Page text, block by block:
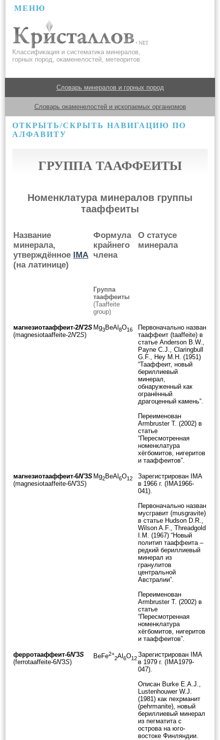
МЕНЮ
Классификация и систематика минералов,
горных пород, окаменелостей, метеоритов
Словарь минералов и горных пород
Словарь окаменелостей и ископаемых организмов
ОТКРЫТЬ/СКРЫТЬ НАВИГАЦИЮ ПО
АЛФАВИТУ
ГРУППА ТААФФЕИТЫ
Номенклатура минералов группы
тааффеиты
Название
минерала,
утверждённое IMA
(на латинице)
Формула
крайнего
члена
О статусе
минерала
Группа
тааффеиты
(Taaffeite
group)
магнезиотааффеит-2N'2S
(magnesiotaaffeite-2N'2S)
Mg3BeAl 8O16
Первоначально назван
тааффеит (taaffeite) в
статье Anderson B.W.,
Payne C.J., Claringbull
G.F., Hey M.H. (1951)
“Тааффеит, новый
бериллиевый
минерал,
обнаруженный как
огранённый
драгоценный камень”.
Переименован
Armbruster T. (2002) в
статье
“Пересмотренная
номенклатура
хёгбомитов, нигеритов
и тааффеитов”.
магнезиотааффеит-6N'3S
(magnesiotaaffeite-6N'3S)
Mg2BeAl 6O12
Зарегистрирован IMA
в 1966 г. (IMA1966-
041).
Первоначально назван
мусгравит (musgravite)
в статье Hudson D.R.,
Wilson A.F., Threadgold
I.M. (1967) “Новый
политип тааффеита –
редкий бериллиевый
минерал из
гранулитов
центральной
Австралии”.
Переименован
Armbruster T. (2002) в
статье
“Пересмотренная
номенклатура
хёгбомитов, нигеритов
и тааффеитов”.
ферротааффеит-6N'3S
(ferrotaaffeite-6N'3S)
BeFe2+
2Al 6O12Зарегистрирован IMA
в 1979 г. (IMA1979-
047).
Описан Burke E.A.J.,
Lustenhouwer W.J.
(1981) как пехрманит
(pehrmanite), новый
бериллиевый минерал
из пегматита с
острова на юго-
востоке Финляндии.